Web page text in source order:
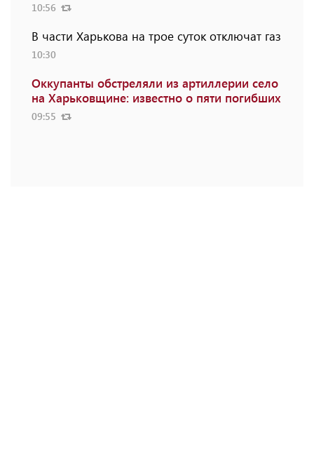
10:56
В части Харькова на трое суток отключат газ
10:30
Оккупанты обстреляли из артиллерии село
на Харьковщине: известно о пяти погибших
09:55